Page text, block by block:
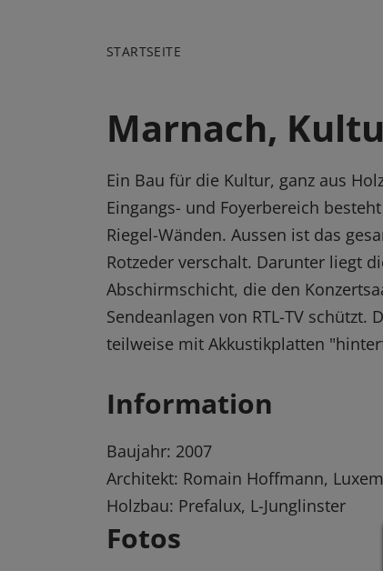
STARTSEITE
Marnach,
Ein Bau für die Kultur, ganz aus
Eingangs- und Foyerbereich
Riegel-Wänden. Aussen ist das
Rotzeder verschalt. Darunter liegt
Abschirmschicht, die den
Sendeanlagen von RTL-TV
teilweise mit Akkustikplatten
Information
Baujahr: 2007
Architekt: Romain Hoffmann,
Holzbau: Prefalux, L-Junglinster
Fotos